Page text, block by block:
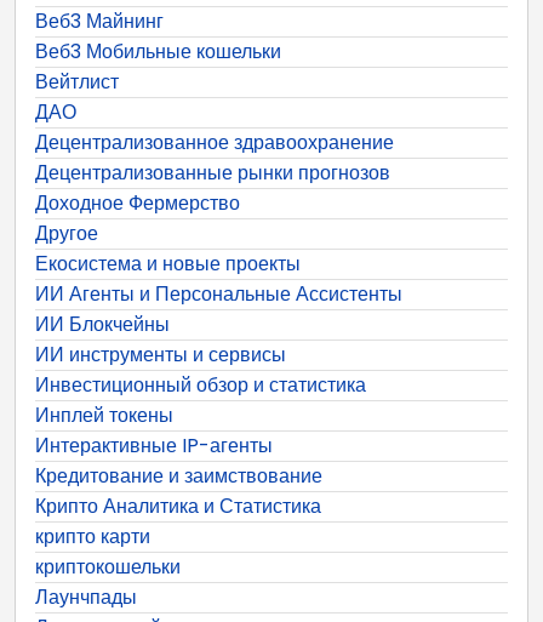
Веб3 Майнинг
Веб3 Мобильные кошельки
Вейтлист
ДАО
Децентрализованное здравоохранение
Децентрализованные рынки прогнозов
Доходное Фермерство
Другое
Екосистема и новые проекты
ИИ Агенты и Персональные Ассистенты
ИИ Блокчейны
ИИ инструменты и сервисы
Инвестиционный обзор и статистика
Инплей токены
Интерактивные IP-агенты
Кредитование и заимствование
Крипто Аналитика и Статистика
крипто карти
криптокошельки
Лаунчпады